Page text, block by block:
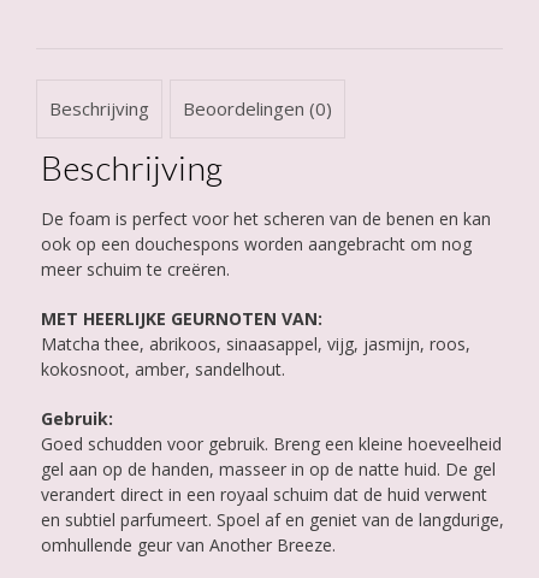
Beschrijving Beoordelingen (0)
Beschrijving
De foam is perfect voor het scheren van de benen en kan
ook op een douchespons worden aangebracht om nog
meer schuim te creëren.
MET HEERLIJKE GEURNOTEN VAN:
Matcha thee, abrikoos, sinaasappel, vijg, jasmijn, roos,
kokosnoot, amber, sandelhout.
Gebruik:
Goed schudden voor gebruik. Breng een kleine hoeveelheid
gel aan op de handen, masseer in op de natte huid. De gel
verandert direct in een royaal schuim dat de huid verwent
en subtiel parfumeert. Spoel af en geniet van de langdurige,
omhullende geur van Another Breeze.